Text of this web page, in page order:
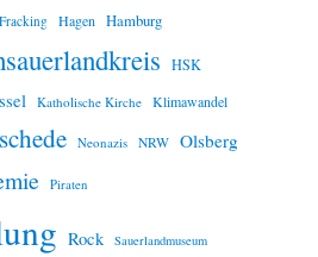
Fracking Hagen Hamburg
HSK
Katholische Kirche Klimawandel
Neonazis NRW Olsberg
Piraten
Rock Sauerlandmuseum